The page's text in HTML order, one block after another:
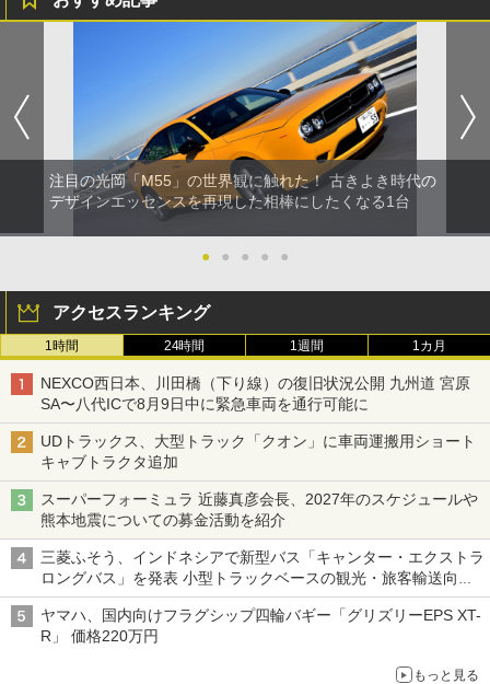
注目の光岡「M55」の世界観に触れた！ 古きよき時代の
デザインエッセンスを再現した相棒にしたくなる1台
● ● ● ● ●
アクセスランキング
1時間 24時間 1週間 1カ月
NEXCO西日本、川田橋（下り線）の復旧状況公開 九州道 宮原
SA〜八代ICで8月9日中に緊急車両を通行可能に
UDトラックス、大型トラック「クオン」に車両運搬用ショート
キャブトラクタ追加
スーパーフォーミュラ 近藤真彦会長、2027年のスケジュールや
熊本地震についての募金活動を紹介
三菱ふそう、インドネシアで新型バス「キャンター・エクストラ
ロングバス」を発表 小型トラックベースの観光・旅客輸送向け
バス
ヤマハ、国内向けフラグシップ四輪バギー「グリズリーEPS XT-
R」 価格220万円
もっと見る